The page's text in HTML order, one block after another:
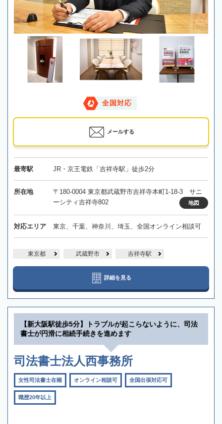
全国対応
メールする
最寄駅 JR・京王電鉄「吉祥寺駅」徒歩2分
所在地
〒180-0004 東京都武蔵野市吉祥寺本町1-18-3 サニ
ーシティ吉祥寺802
地図
対応エリア 東京、千葉、神奈川、埼玉、全国オンライン相談可
東京都 武蔵野市 吉祥寺駅
詳細を見る
【新大阪駅徒歩5分】トラブルが起こらないように、司法
書士が円滑に相続手続きを進めます
司法書士法人西事務所
女性司法書士在籍 オンライン相談可 全国出張対応可
職歴20年以上